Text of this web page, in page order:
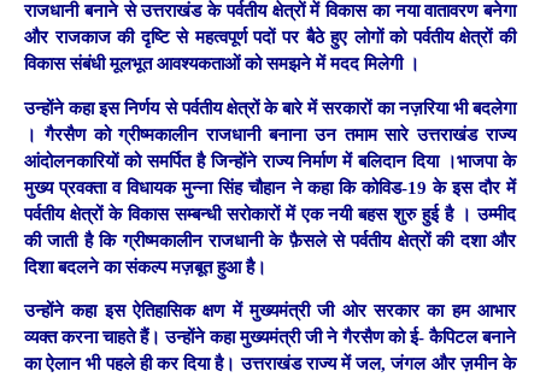
राजधानी बनाने से उत्तराखंड के पर्वतीय क्षेत्रों में विकास का नया वातावरण बनेगा
और राजकाज की दृष्टि से महत्वपूर्ण पदों पर बैठे हुए लोगों को पर्वतीय क्षेत्रों की
विकास संबंधी मूलभूत आवश्यकताओं को समझने में मदद मिलेगी ।
उन्होंने कहा इस निर्णय से पर्वतीय क्षेत्रों के बारे में सरकारों का नज़रिया भी बदलेगा
। गैरसैण को ग्रीष्मकालीन राजधानी बनाना उन तमाम सारे उत्तराखंड राज्य
आंदोलनकारियों को समर्पित है जिन्होंने राज्य निर्माण में बलिदान दिया ।भाजपा के
मुख्य प्रवक्ता व विधायक मुन्ना सिंह चौहान ने कहा कि कोविड-19 के इस दौर में
पर्वतीय क्षेत्रों के विकास सम्बन्धी सरोकारों में एक नयी बहस शुरु हुई है । उम्मीद
की जाती है कि ग्रीष्मकालीन राजधानी के फ़ैसले से पर्वतीय क्षेत्रों की दशा और
दिशा बदलने का संकल्प मज़बूत हुआ है।
उन्होंने कहा इस ऐतिहासिक क्षण में मुख्यमंत्री जी ओर सरकार का हम आभार
व्यक्त करना चाहते हैं। उन्होंने कहा मुख्यमंत्री जी ने गैरसैण को ई- कैपिटल बनाने
का ऐलान भी पहले ही कर दिया है। उत्तराखंड राज्य में जल, जंगल और ज़मीन के